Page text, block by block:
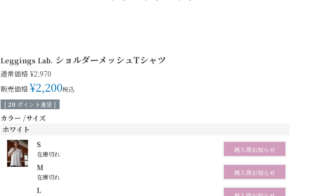
Leggings Lab. ショルダーメッシュTシャツ
通常価格 ¥2,970
販売価格 ¥2,200税込
[ 20 ポイント進呈 ]
カラー サイズ
ホワイト
S
在庫切れ
再入荷お知らせ
M
在庫切れ
再入荷お知らせ
L